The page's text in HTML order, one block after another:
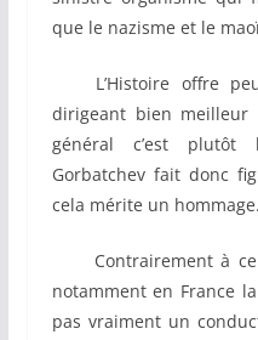
que le nazisme et le
L’Histoire offre peu
dirigeant bien meilleur
général c’est plutôt
Gorbatchev fait donc
cela mérite un hommage.
Contrairement à ce
notamment en France
pas vraiment un